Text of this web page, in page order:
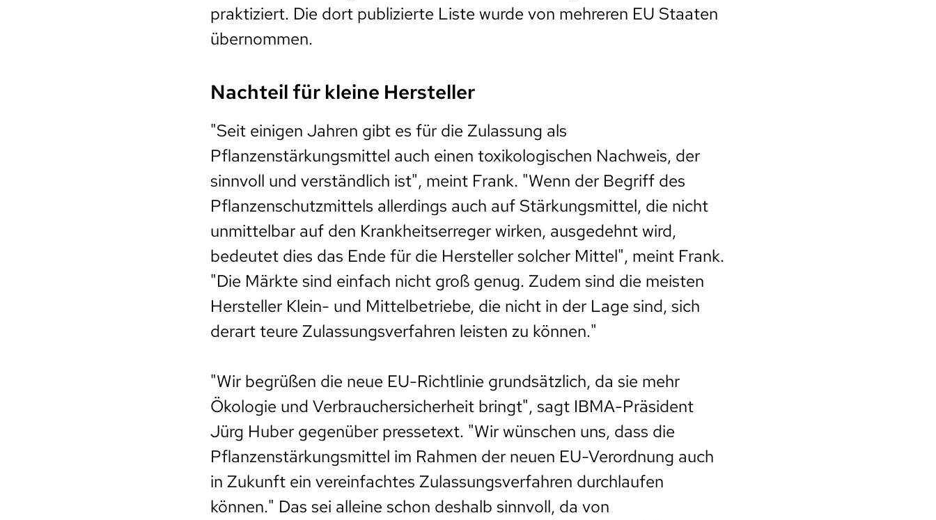
praktiziert. Die dort publizierte Liste wurde von mehreren EU Staaten
übernommen.
Nachteil für kleine Hersteller
"Seit einigen Jahren gibt es für die Zulassung als
Pflanzenstärkungsmittel auch einen toxikologischen Nachweis, der
sinnvoll und verständlich ist", meint Frank. "Wenn der Begriff des
Pflanzenschutzmittels allerdings auch auf Stärkungsmittel, die nicht
unmittelbar auf den Krankheitserreger wirken, ausgedehnt wird,
bedeutet dies das Ende für die Hersteller solcher Mittel", meint Frank.
"Die Märkte sind einfach nicht groß genug. Zudem sind die meisten
Hersteller Klein- und Mittelbetriebe, die nicht in der Lage sind, sich
derart teure Zulassungsverfahren leisten zu können."
"Wir begrüßen die neue EU-Richtlinie grundsätzlich, da sie mehr
Ökologie und Verbrauchersicherheit bringt", sagt IBMA-Präsident
Jürg Huber gegenüber pressetext. "Wir wünschen uns, dass die
Pflanzenstärkungsmittel im Rahmen der neuen EU-Verordnung auch
in Zukunft ein vereinfachtes Zulassungsverfahren durchlaufen
können." Das sei alleine schon deshalb sinnvoll, da von